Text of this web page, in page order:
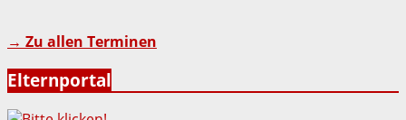
→ Zu allen Terminen
Elternportal